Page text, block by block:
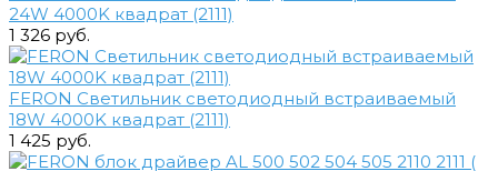
24W 4000K квадрат (2111)
1 326 руб.
FERON Светильник светодиодный встраиваемый
18W 4000K квадрат (2111)
1 425 руб.